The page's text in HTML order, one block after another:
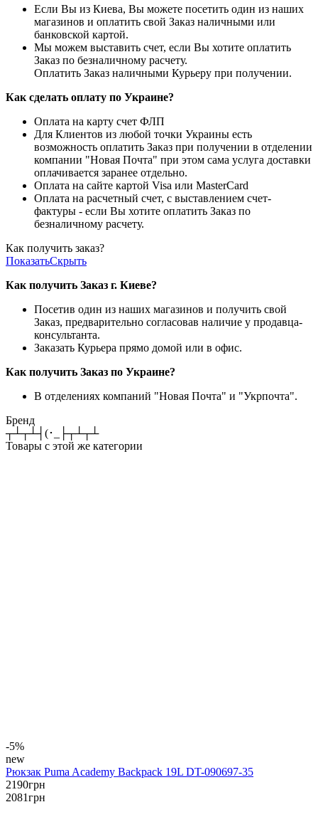
Если Вы из Киева, Вы можете посетить один из наших
магазинов и оплатить свой Заказ наличными или
банковской картой.
Мы можем выставить счет, если Вы хотите оплатить
Заказ по безналичному расчету.
Оплатить Заказ наличными Курьеру при получении.
Как сделать оплату по Украине?
Оплата на карту счет ФЛП
Для Клиентов из любой точки Украины есть
возможность оплатить Заказ при получении в отделении
компании "Новая Почта" при этом сама услуга доставки
оплачивается заранее отдельно.
Оплата на сайте картой Visa или MasterCard
Оплата на расчетный счет, с выставлением счет-
фактуры - если Вы хотите оплатить Заказ по
безналичному расчету.
Как получить заказ?
ПоказатьСкрыть
Как получить Заказ г. Киеве?
Посетив один из наших магазинов и получить свой
Заказ, предварительно согласовав наличие у продавца-
консультанта.
Заказать Курьера прямо домой или в офис.
Как получить Заказ по Украине?
В отделениях компаний "Новая Почта" и "Укрпочта".
Бренд
┬┴┬┴┤(･_├┬┴┬┴
Товары с этой же категории
-5%
new
Рюкзак Puma Academy Backpack 19L DT-090697-35
2190грн
2081грн